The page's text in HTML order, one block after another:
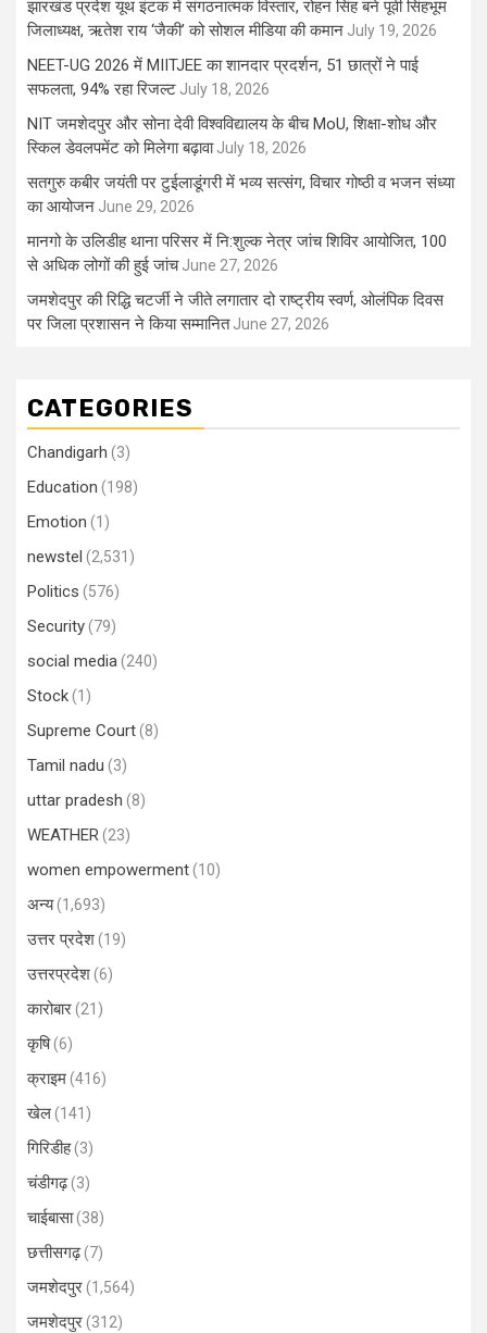
झारखंड प्रदेश यूथ इंटक में संगठनात्मक विस्तार, रोहन सिंह बने पूर्वी सिंहभूम
जिलाध्यक्ष, ऋतेश राय ‘जैकी’ को सोशल मीडिया की कमान July 19, 2026
NEET-UG 2026 में MIITJEE का शानदार प्रदर्शन, 51 छात्रों ने पाई
सफलता, 94% रहा रिजल्ट July 18, 2026
NIT जमशेदपुर और सोना देवी विश्वविद्यालय के बीच MoU, शिक्षा-शोध और
स्किल डेवलपमेंट को मिलेगा बढ़ावा July 18, 2026
सतगुरु कबीर जयंती पर टुईलाडूंगरी में भव्य सत्संग, विचार गोष्ठी व भजन संध्या
का आयोजन June 29, 2026
मानगो के उलिडीह थाना परिसर में नि:शुल्क नेत्र जांच शिविर आयोजित, 100
से अधिक लोगों की हुई जांच June 27, 2026
जमशेदपुर की रिद्धि चटर्जी ने जीते लगातार दो राष्ट्रीय स्वर्ण, ओलंपिक दिवस
पर जिला प्रशासन ने किया सम्मानित June 27, 2026
CATEGORIES
Chandigarh (3)
Education (198)
Emotion (1)
newstel (2,531)
Politics (576)
Security(79)
social media(240)
Stock(1)
Supreme Court(8)
Tamil nadu (3)
uttar pradesh (8)
WEATHER(23)
women empowerment(10)
अन्य(1,693)
उत्तर प्रदेश(19)
उत्तरप्रदेश(6)
कारोबार(21)
कृषि(6)
क्राइम(416)
खेल(141)
गिरिडीह(3)
चंडीगढ़(3)
चाईबासा(38)
छत्तीसगढ़(7)
जमशेदपुर(1,564)
जमशेदपुर(312)